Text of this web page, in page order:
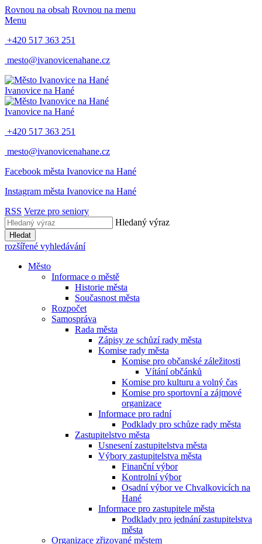
Rovnou na obsah Rovnou na menu
Menu
+420 517 363 251
mesto@ivanovicenahane.cz
Ivanovice na Hané
Ivanovice na Hané
+420 517 363 251
mesto@ivanovicenahane.cz
Facebook města Ivanovice na Hané
Instagram města Ivanovice na Hané
RSS Verze pro seniory
Hledaný výraz
Hledat
rozšířené vyhledávání
Město
Informace o městě
Historie města
Současnost města
Rozpočet
Samospráva
Rada města
Zápisy ze schůzí rady města
Komise rady města
Komise pro občanské záležitosti
Vítání občánků
Komise pro kulturu a volný čas
Komise pro sportovní a zájmové
organizace
Informace pro radní
Podklady pro schůze rady města
Zastupitelstvo města
Usnesení zastupitelstva města
Výbory zastupitelstva města
Finanční výbor
Kontrolní výbor
Osadní výbor ve Chvalkovicích na
Hané
Informace pro zastupitele města
Podklady pro jednání zastupitelstva
města
Organizace zřizované městem